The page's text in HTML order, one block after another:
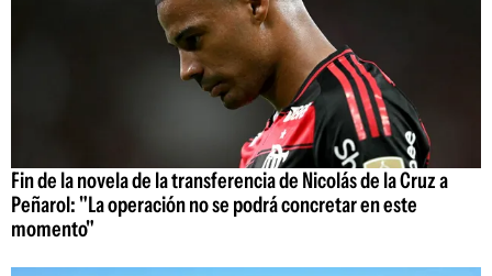
Fin de la novela de la transferencia de Nicolás de la Cruz a
Peñarol: "La operación no se podrá concretar en este
momento"